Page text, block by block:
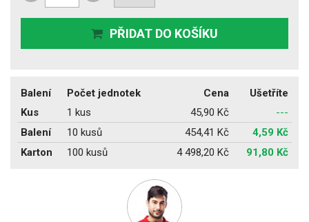
PŘIDAT DO KOŠÍKU
Balení Počet jednotek Cena
Ušetříte
Kus
1 kus 45,90 Kč
---
Balení
10 kusů 454,41 Kč
4,59 Kč
Karton
100 kusů 4 498,20 Kč 91,80 Kč